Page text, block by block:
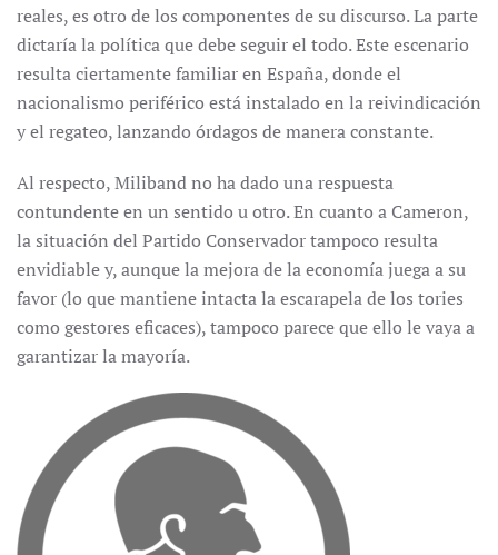
reales, es otro de los componentes de su discurso. La parte
dictaría la política que debe seguir el todo. Este escenario
resulta ciertamente familiar en España, donde el
nacionalismo periférico está instalado en la reivindicación
y el regateo, lanzando órdagos de manera constante.
Al respecto, Miliband no ha dado una respuesta
contundente en un sentido u otro. En cuanto a Cameron,
la situación del Partido Conservador tampoco resulta
envidiable y, aunque la mejora de la economía juega a su
favor (lo que mantiene intacta la escarapela de los tories
como gestores eficaces), tampoco parece que ello le vaya a
garantizar la mayoría.